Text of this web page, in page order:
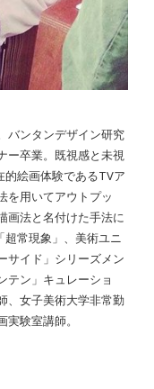
バンタンデザイン研究
ー卒業。既視感と未視
的絵画体験であるTVア
を用いてアウトプッ
画法と名付けた手法に
超常現象」、美術ユニ
サイド」シリーズメン
テン」キュレーショ
、女子美術大学非常勤
験室講師。